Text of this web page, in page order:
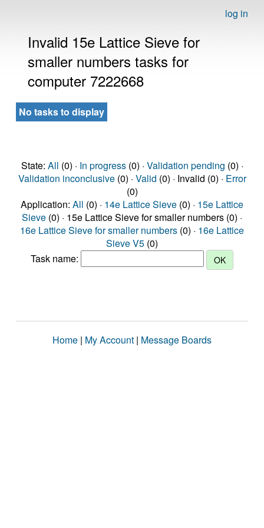
log in
Invalid 15e Lattice Sieve for
smaller numbers tasks for
computer 7222668
No tasks to display
State: All (0) · In progress(0) · Validation pending (0) ·
Validation inconclusive(0) · Valid (0) · Invalid (0) · Error
(0)
Application: All (0) · 14e Lattice Sieve (0) · 15e Lattice
Sieve (0) · 15e Lattice Sieve for smaller numbers (0) ·
16e Lattice Sieve for smaller numbers (0) · 16e Lattice
Sieve V5 (0)
Task name:
Home | My Account | Message Boards